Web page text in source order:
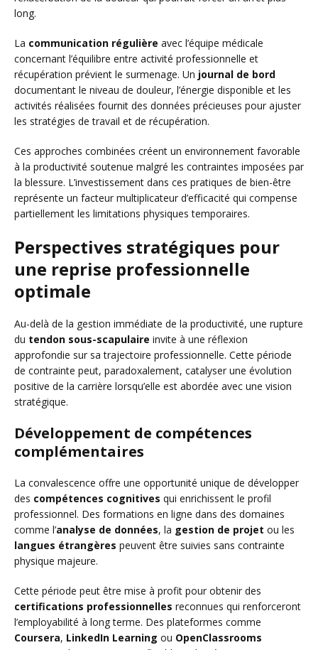
long.
La communication régulière avec l’équipe médicale
concernant l’équilibre entre activité professionnelle et
récupération prévient le surmenage. Un journal de bord
documentant le niveau de douleur, l’énergie disponible et les
activités réalisées fournit des données précieuses pour ajuster
les stratégies de travail et de récupération.
Ces approches combinées créent un environnement favorable
à la productivité soutenue malgré les contraintes imposées par
la blessure. L’investissement dans ces pratiques de bien-être
représente un facteur multiplicateur d’efficacité qui compense
partiellement les limitations physiques temporaires.
Perspectives stratégiques pour
une reprise professionnelle
optimale
Au-delà de la gestion immédiate de la productivité, une rupture
du tendon sous-scapulaire invite à une réflexion
approfondie sur sa trajectoire professionnelle. Cette période
de contrainte peut, paradoxalement, catalyser une évolution
positive de la carrière lorsqu’elle est abordée avec une vision
stratégique.
Développement de compétences
complémentaires
La convalescence offre une opportunité unique de développer
des compétences cognitives qui enrichissent le profil
professionnel. Des formations en ligne dans des domaines
comme l’analyse de données, la gestion de projet ou les
langues étrangères peuvent être suivies sans contrainte
physique majeure.
Cette période peut être mise à profit pour obtenir des
certifications professionnelles reconnues qui renforceront
l’employabilité à long terme. Des plateformes comme
Coursera, LinkedIn Learning ou OpenClassrooms